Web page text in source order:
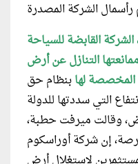
القابضة للسياحة
التنازل عن أرض
لهابنظام حق
التي سددتها للدولة
وقالت ميرفت حطبة،
إن شركة أوراسكوم